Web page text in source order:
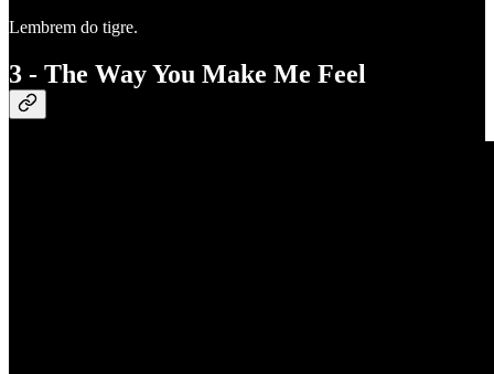
Lembrem do tigre.
3 - The Way You Make Me Feel